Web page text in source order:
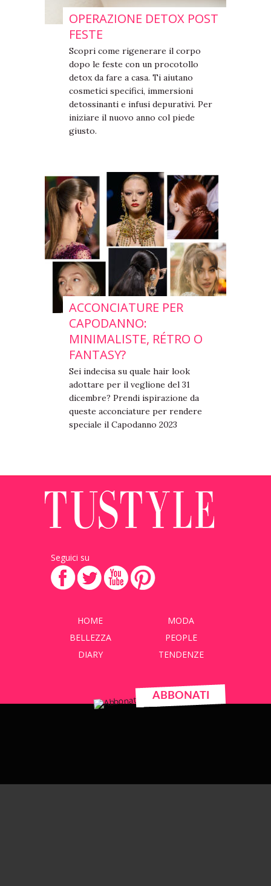
OPERAZIONE DETOX POST
FESTE
Scopri come rigenerare il corpo
dopo le feste con un procotollo
detox da fare a casa. Ti aiutano
cosmetici specifici, immersioni
detossinanti e infusi depurativi. Per
iniziare il nuovo anno col piede
giusto.
ACCONCIATURE PER
CAPODANNO:
MINIMALISTE, RÉTRO O
FANTASY?
Sei indecisa su quale hair look
adottare per il veglione del 31
dicembre? Prendi ispirazione da
queste acconciature per rendere
speciale il Capodanno 2023
Seguici su
HOME
MODA
BELLEZZA
PEOPLE
DIARY
TENDENZE
ABBONATI